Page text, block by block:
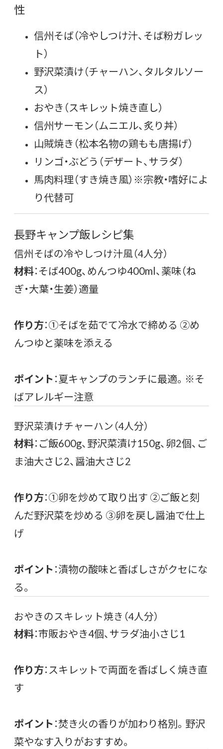
性
信州そば（冷やしつけ汁、そば粉ガレッ
ト）
野沢菜漬け（チャーハン、タルタルソー
ス）
おやき（スキレット焼き直し）
信州サーモン（ムニエル、炙り丼）
山賊焼き（松本名物の鶏もも唐揚げ）
リンゴ・ぶどう（デザート、サラダ）
馬肉料理（すき焼き風）※宗教・嗜好によ
り代替可
長野キャンプ飯レシピ集
信州そばの冷やしつけ汁風（4人分）
材料：そば400g、めんつゆ400ml、薬味（ね
ぎ・大葉・生姜）適量
作り方：①そばを茹でて冷水で締める ②め
んつゆと薬味を添える
ポイント：夏キャンプのランチに最適。※そ
ばアレルギー注意
野沢菜漬けチャーハン（4人分）
材料：ご飯600g、野沢菜漬け150g、卵2個、ご
ま油大さじ2、醤油大さじ2
作り方：①卵を炒めて取り出す ②ご飯と刻
んだ野沢菜を炒める ③卵を戻し醤油で仕上
げ
ポイント：漬物の酸味と香ばしさがクセにな
る。
おやきのスキレット焼き（4人分）
材料：市販おやき4個、サラダ油小さじ1
作り方：スキレットで両面を香ばしく焼き直
す
ポイント：焚き火の香りが加わり格別。野沢
菜やなす入りがおすすめ。